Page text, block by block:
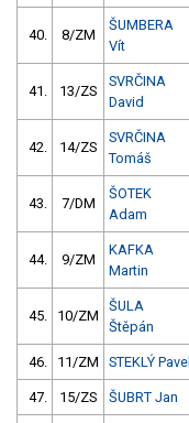
40. 8/ZM
ŠUMBERA
Vít
41. 13/ZS
SVRČINA
David
42. 14/ZS
SVRČINA
Tomáš
43. 7/DM
ŠOTEK
Adam
44. 9/ZM
KAFKA
Martin
45. 10/ZM
ŠULA
Štěpán
46. 11/ZM STEKLÝ Pavel
47. 15/ZS ŠUBRT Jan